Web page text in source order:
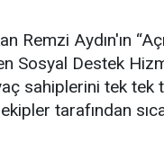
Remzi Aydın'ın
Sosyal Destek
sahiplerini tek
tarafından